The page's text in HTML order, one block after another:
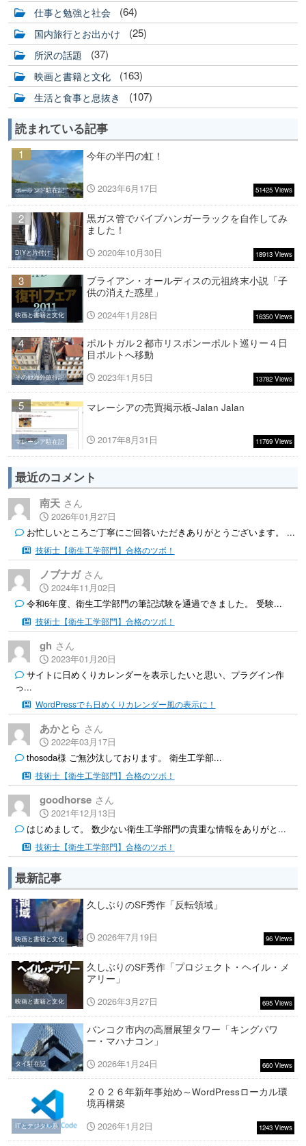
仕事と勉強と社会 (64)
国内旅行とお出かけ (25)
所沢の話題 (37)
映画と書籍と文化 (163)
生活と食事と息抜き (107)
読まれている記事
1 今年の半円の虹！
ポーランド駐在記 2023年6月17日 51425 Views
2
黒ガス管でパイプハンガーラックを自作してみ
ました！
DIYと片付け 2020年10月30日 18913 Views
3
ブライアン・オールディスの元祖終末小説「子
供の消えた惑星」
映画と書籍と文化 2024年1月28日 16350 Views
4
ポルトガル２都市リスボンーポルト巡りー４日
目ポルトへ移動
その他海外旅行記 2023年1月5日 13782 Views
5 マレーシアの売買掲示板-Jalan Jalan
マレーシア駐在記 2017年8月31日 11769 Views
最近のコメント
南天
2026年01月27日
お忙しいところご丁寧にご回答いただきありがとうございます。 ...
技術士【衛生工学部門】合格のツボ！
ノブナガ
2024年11月02日
令和6年度、衛生工学部門の筆記試験を通過できました。 受験...
技術士【衛生工学部門】合格のツボ！
gh
2023年01月20日
サイトに日めくりカレンダーを表示したいと思い、プラグイン作
っ...
WordPressでも日めくりカレンダー風の表示に！
あかとら
2022年03月17日
thosoda様 ご無沙汰しております。 衛生工学部...
技術士【衛生工学部門】合格のツボ！
goodhorse
2021年12月13日
はじめまして。 数少ない衛生工学部門の貴重な情報をありがと...
技術士【衛生工学部門】合格のツボ！
最新記事
久しぶりのSF秀作「反転領域」
映画と書籍と文化 2026年7月19日 96 Views
久しぶりのSF秀作「プロジェクト・ヘイル・メ
アリー」
映画と書籍と文化 2026年3月27日 695 Views
バンコク市内の高層展望タワー「キングパワ
ー・マハナコン」
タイ駐在記 2026年1月24日 660 Views
２０２６年新年事始め～WordPressローカル環
境再構築
ITとデジタル系 2026年1月2日 1243 Views